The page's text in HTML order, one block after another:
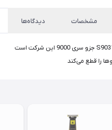
مشخصات دیدگاه‌ها
ماشین اصلاح فیلیپس (Philips)‌ مدل‌ S9031 جزو سری 9000 این شرکت است